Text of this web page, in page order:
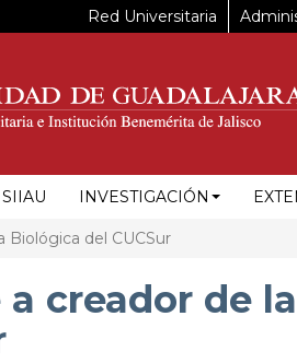
Red Universitaria
SIIAU INVESTIGACIÓN
Biológica del CUCSur
creador de la